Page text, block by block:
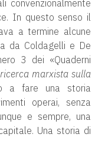
convenzionalmente
In questo senso il
a termine alcune
da Coldagelli e De
3 dei «Quaderni
marxista sulla
a fare una storia
operai, senza
e sempre, una
Una storia di